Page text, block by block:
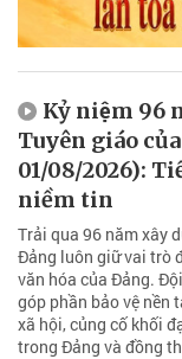
Kỷ niệm 96
Tuyên giáo
01/08/2026):
niềm tin
Trải qua 96 năm xây
Đảng luôn giữ vai trò
văn hóa của Đảng.
góp phần bảo vệ nền
xã hội, củng cố khối
trong Đảng và đồng